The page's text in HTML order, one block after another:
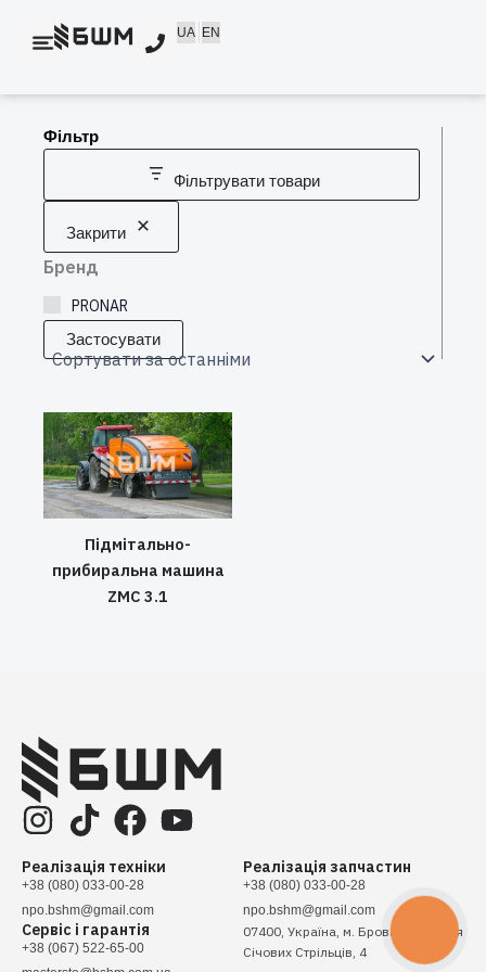
UA EN
Фільтр
Фільтрувати товари
Закрити
Бренд
PRONAR
Застосувати
Підмітально-
прибиральна машина
ZMC 3.1
Реалізація техніки
+38 (080) 033-00-28
npo.bshm@gmail.com
Сервіс і гарантія
+38 (067) 522-65-00
Реалізація запчастин
+38 (080) 033-00-28
npo.bshm@gmail.com
07400, Україна, м. Бровари, вулиця
Січових Стрільців, 4